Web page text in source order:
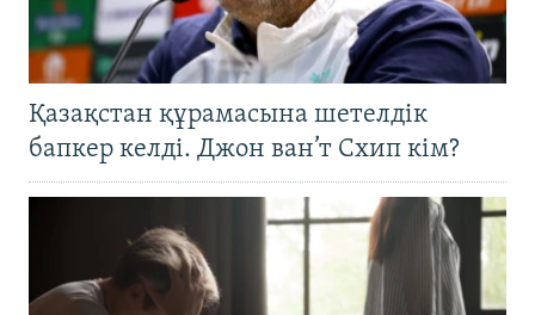
Қазақстан құрамасына шетелдік
бапкер келді. Джон ван’т Схип кім?